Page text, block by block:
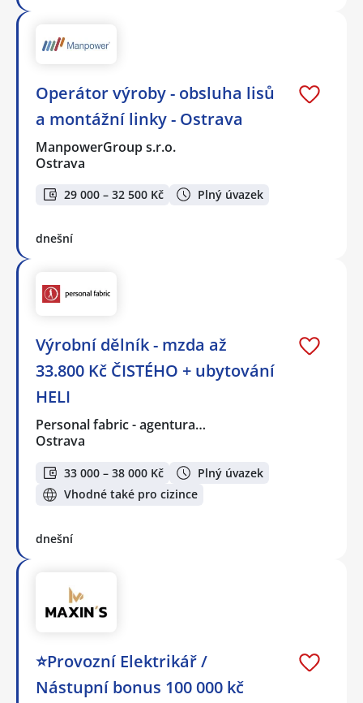
Operátor výroby - obsluha lisů
a montážní linky - Ostrava
ManpowerGroup s.r.o.
Ostrava
29 000 – 32 500 Kč Plný úvazek
dnešní
Výrobní dělník - mzda až
33.800 Kč ČISTÉHO + ubytování
HELI
Personal fabric - agentura…
Ostrava
33 000 – 38 000 Kč
Plný úvazek
Vhodné také pro cizince
dnešní
⭐Provozní Elektrikář /
Nástupní bonus 100 000 kč